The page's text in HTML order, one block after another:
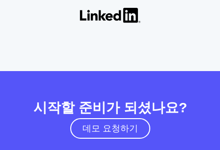
시작할 준비가 되셨나요?
데모 요청하기